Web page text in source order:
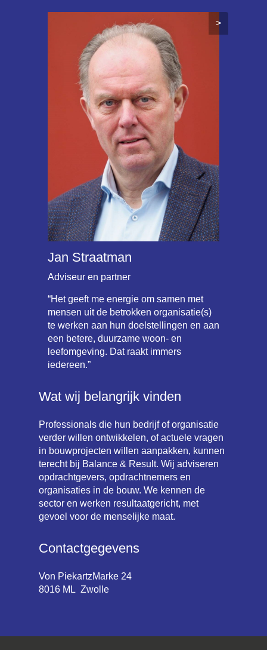
Jan Straatman
Adviseur en partner
“Het geeft me energie om samen met
mensen uit de betrokken organisatie(s)
te werken aan hun doelstellingen en aan
een betere, duurzame woon- en
leefomgeving. Dat raakt immers
iedereen.”
>
Wat wij belangrijk vinden
Professionals die hun bedrijf of organisatie
verder willen ontwikkelen, of actuele vragen
in bouwprojecten willen aanpakken, kunnen
terecht bij Balance & Result. Wij adviseren
opdrachtgevers, opdrachtnemers en
organisaties in de bouw. We kennen de
sector en werken resultaatgericht, met
gevoel voor de menselijke maat.
Contactgegevens
Von PiekartzMarke 24
8016 ML Zwolle